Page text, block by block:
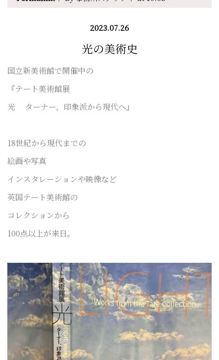
2023.07.26
光の美術史
国立新美術館で開催中の
『テート美術館展
光
ターナー、印象派から現代へ』
18世紀から現代までの
絵画や写真
インスタレーションや映像など
英国テート美術館の
コレクションから
100点以上が来日。